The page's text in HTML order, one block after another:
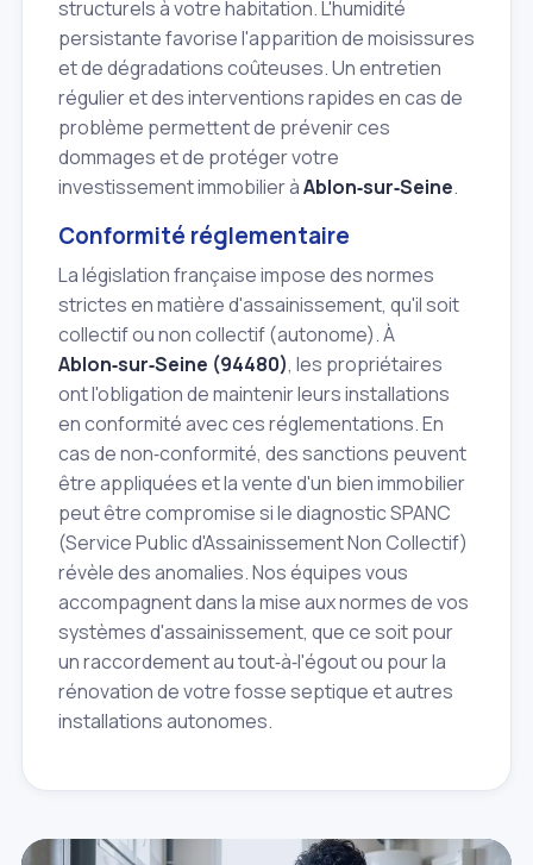
structurels à votre habitation. L'humidité
persistante favorise l'apparition de moisissures
et de dégradations coûteuses. Un entretien
régulier et des interventions rapides en cas de
problème permettent de prévenir ces
dommages et de protéger votre
investissement immobilier àAblon‑sur‑Seine.
Conformité réglementaire
La législation française impose des normes
strictes en matière d'assainissement, qu'il soit
collectif ou non collectif (autonome). À
Ablon‑sur‑Seine (94480), les propriétaires
ont l'obligation de maintenir leurs installations
en conformité avec ces réglementations. En
cas de non‑conformité, des sanctions peuvent
être appliquées et la vente d'un bien immobilier
peut être compromise si le diagnostic SPANC
(Service Public d'Assainissement Non Collectif)
révèle des anomalies. Nos équipes vous
accompagnent dans la mise aux normes de vos
systèmes d'assainissement, que ce soit pour
un raccordement au tout‑à‑l'égout ou pour la
rénovation de votre fosse septique et autres
installations autonomes.